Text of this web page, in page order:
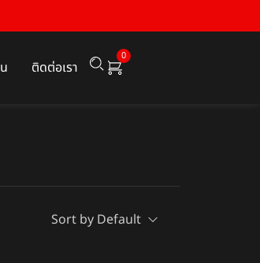
ติดต่อเรา
0
Sort by Default